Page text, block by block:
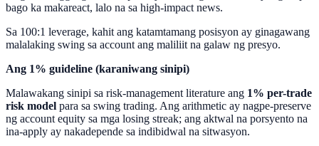
bago ka makareact, lalo na sa high-impact news.
Sa 100:1 leverage, kahit ang katamtamang posisyon ay ginagawang
malalaking swing sa account ang maliliit na galaw ng presyo.
Ang 1% guideline (karaniwang sinipi)
Malawakang sinipi sa risk-management literature ang 1% per-trade
risk model para sa swing trading. Ang arithmetic ay nagpe-preserve
ng account equity sa mga losing streak; ang aktwal na porsyento na
ina-apply ay nakadepende sa indibidwal na sitwasyon.